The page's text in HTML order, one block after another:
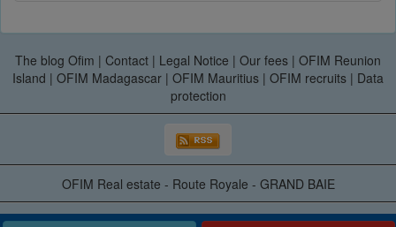
The blog Ofim | Contact | Legal Notice | Our fees | OFIM Reunion
Island | OFIM Madagascar | OFIM Mauritius | OFIM recruits | Data
protection
OFIM Real estate - Route Royale - GRAND BAIE
Gestion des cookies